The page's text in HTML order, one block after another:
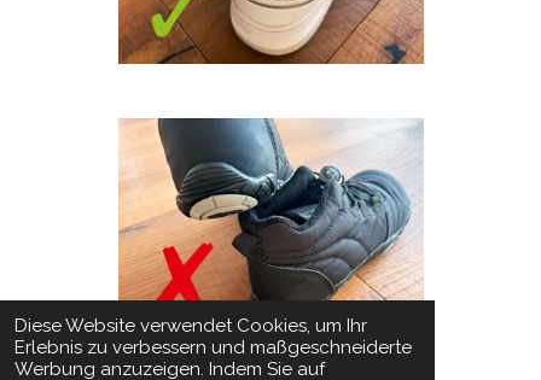
Diese Website verwendet Cookies, um Ihr
Erlebnis zu verbessern und maßgeschneiderte
Werbung anzuzeigen. Indem Sie auf